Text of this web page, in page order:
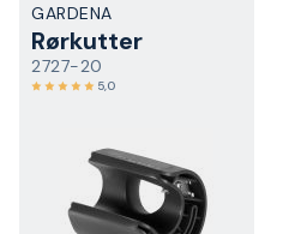
GARDENA
Rørkutter
2727-20
5,0